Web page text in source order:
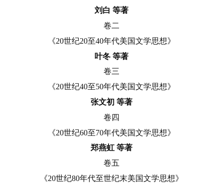
刘白 等著
卷二
《20世纪20至40年代美国文学思想》
叶冬 等著
卷三
《20世纪40至50年代美国文学思想》
张文初 等著
卷四
《20世纪60至70年代美国文学思想》
郑燕虹 等著
卷五
《20世纪80年代至世纪末美国文学思想》